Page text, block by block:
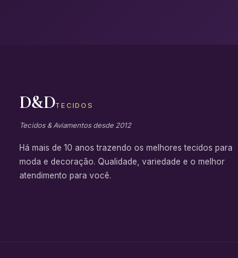
D&DTECIDOS
Tecidos & Aviamentos desde 2012
Há mais de 10 anos trazendo os melhores tecidos para
moda e decoração. Qualidade, variedade e o melhor
atendimento para você.